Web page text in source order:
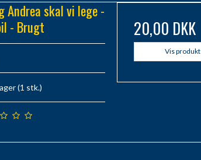
Andrea skal vi lege -
- Brugt
(1 stk.)
20,00 DKK
Vis produkt